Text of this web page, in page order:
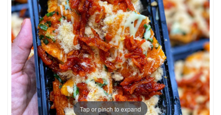
Tap or pinch to expand